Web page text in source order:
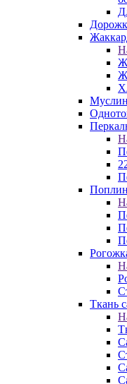
Муслин
Поплин
Ткань